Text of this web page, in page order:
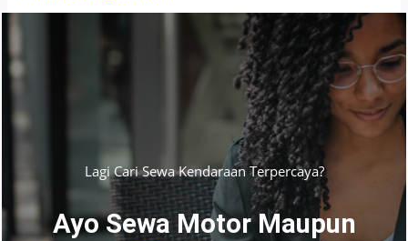
Lagi Cari Sewa Kendaraan Terpercaya?
Ayo Sewa Motor Maupun